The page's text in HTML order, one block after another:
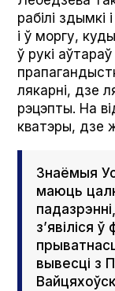
рабілі здымкі
і ў моргу,
ў рукі
лякарні, дзе
рэцэпты. На
кватэры, дзе
Знаёмыя
маюць
з’явіліся
вывесці з